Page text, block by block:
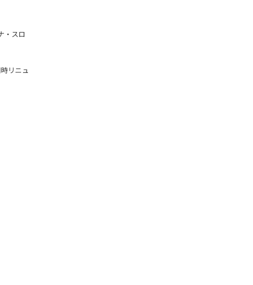
・スロ
リニュ